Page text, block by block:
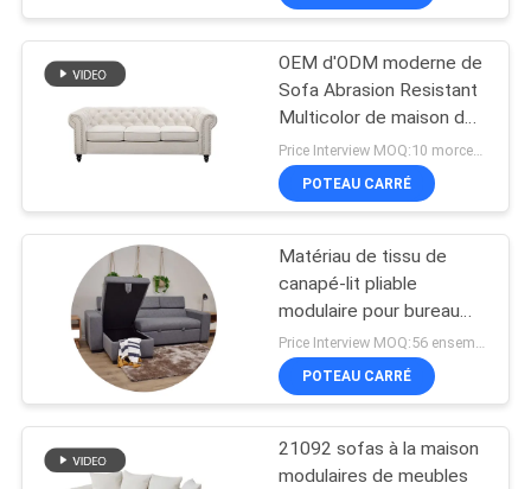
D'USINE
CONTRÔLE
CONTACT
NOUVELLES
CAS
Sofa électrique de
28
Sofa faisant le coin
de luxe
69
OEM d'ODM moderne de
Sofa Abrasion Resistant
Multicolor de maison de
couleur beige
POTEAU CARRÉ
Matériau de tissu de
canapé-lit pliable
modulaire pour bureau
OEM/ODM
223x143x80CM
Price Interview MOQ:56 ensembles
POTEAU CARRÉ
21092 sofas à la maison
modulaires de meubles